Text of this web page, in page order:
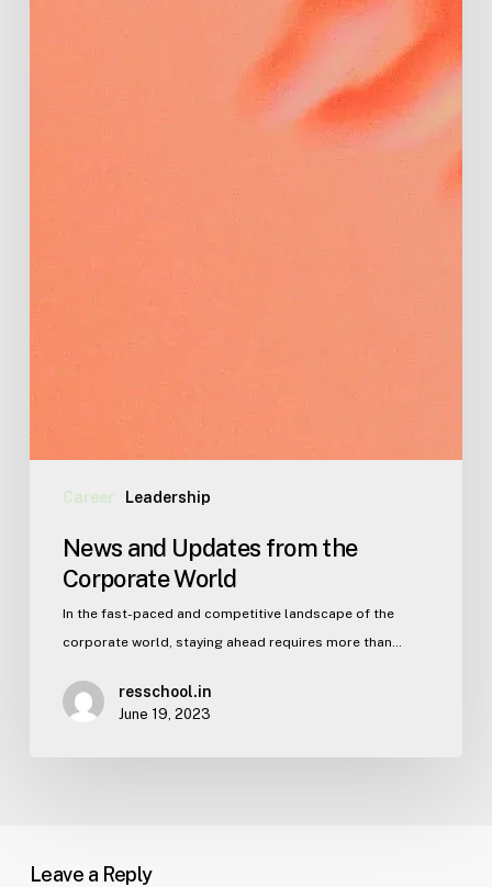
Career Leadership
News and Updates from the
Corporate World
In the fast-paced and competitive landscape of the
corporate world, staying ahead requires more than…
resschool.in
June 19, 2023
Leave a Reply